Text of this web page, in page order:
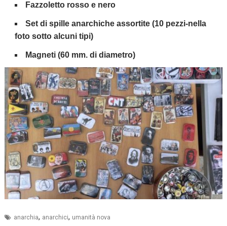
Fazzoletto rosso e nero
Set di spille anarchiche assortite (10 pezzi-nella
foto sotto alcuni tipi)
Magneti (60 mm. di diametro)
anarchia, anarchici, umanità nova